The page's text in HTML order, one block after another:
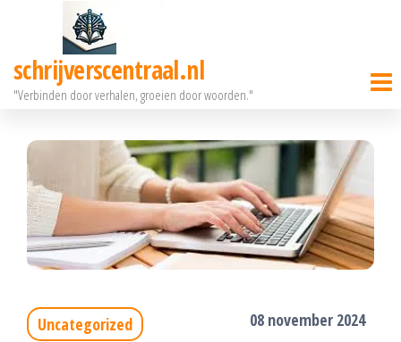
deschrijverscentraal.nl
"Verbinden door verhalen, groeien door woorden."
Uncategorized 08 november 2024